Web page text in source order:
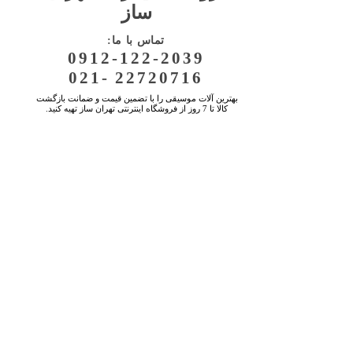
ساز
:تماس با ما
0912-122-2039
021- 22720716
بهترین آلات موسیقی را با تضمین قیمت و ضمانت بازگشت
کالا تا 7 روز از فروشگاه اینترنتی تهران ساز تهیه کنید.